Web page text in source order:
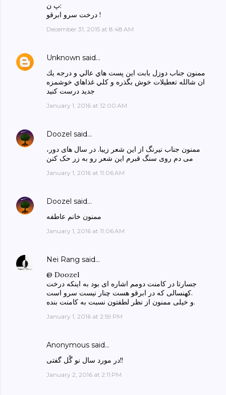
پ ن:
درخت سرو ابرقو !
December 31, 2015 at 8:48 AM
Unknown said…
ممنون جناب دوزل بابت اين پست هاي عالي و درجه يك
ان شالله تعطيلات خوش بگذره و كلي غذاهاي خوشمزه
جديد درست كنيد
January 1, 2016 at 12:00 AM
Doozel said…
ممنون جناب نیرنگ از این شعر زیبا. در سال های دور،
می دم روی سنگ قبرم این شعر رو به زر حک کنن
January 1, 2016 at 11:06 AM
Doozel said…
ممنون خانم عاطفه
January 1, 2016 at 11:06 AM
Nei Rang said…
@ Doozel
جسارتا در کامنت دومم اشاره ای بود به اینکه درخت
کهنسالی که در ابرقو هست چنار نیست سرو است.
و خیلی ممنون از نظر لطفتون نسبت به کامنت بنده.
January 1, 2016 at 2:59 PM
Anonymous said…
در مورد سال نو گًل گفتی‌!!
January 2, 2016 at 2:11 PM